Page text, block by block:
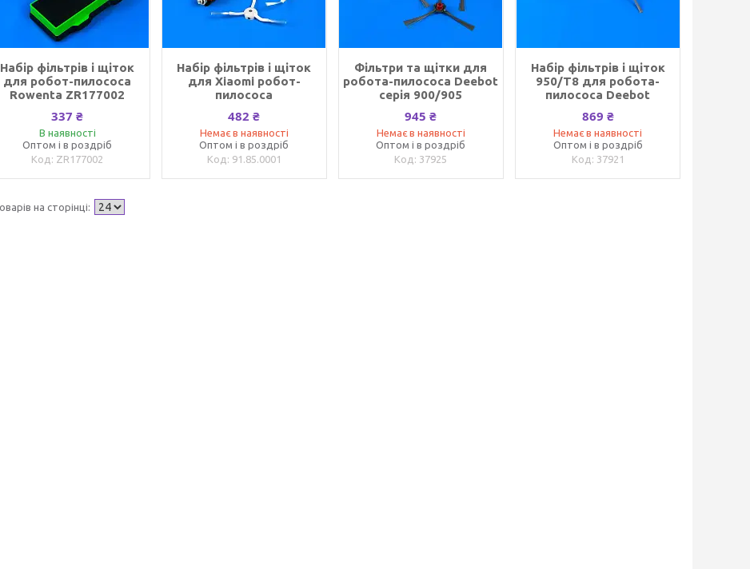
Набір фільтрів і щіток
для робот-пилососа
Rowenta ZR177002
337 ₴
В наявності
Оптом і в роздріб
ZR177002
Набір фільтрів і щіток
для Xiaomi робот-
пилососа
482 ₴
Немає в наявності
Оптом і в роздріб
91.85.0001
Фільтри та щітки для
робота-пилососа Deebot
серія 900/905
945 ₴
Немає в наявності
Оптом і в роздріб
37925
Набір фільтрів і щіток
950/T8 для робота-
пилососа Deebot
869 ₴
Немає в наявності
Оптом і в роздріб
37921